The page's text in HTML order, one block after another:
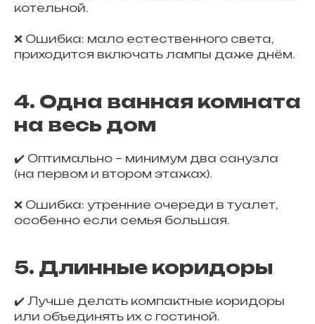
котельной.
❌ Ошибка: мало естественного света,
приходится включать лампы даже днём.
4. Одна ванная комната
на весь дом
✔️ Оптимально – минимум два санузла
(на первом и втором этажах).
❌ Ошибка: утренние очереди в туалет,
особенно если семья большая.
5. Длинные коридоры
✔️ Лучше делать компактные коридоры
или объединять их с гостиной.